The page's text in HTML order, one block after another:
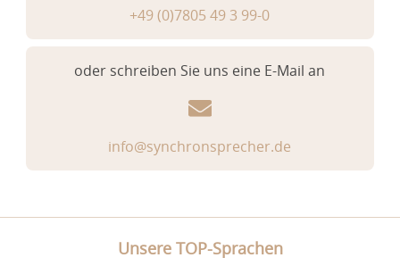
+49 (0)7805 49 3 99-0
oder schreiben Sie uns eine E-Mail an
info@synchronsprecher.de
Unsere TOP-Sprachen